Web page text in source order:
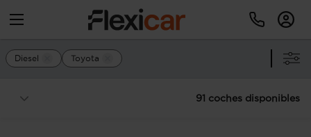
Diesel Toyota
91 coches disponibles